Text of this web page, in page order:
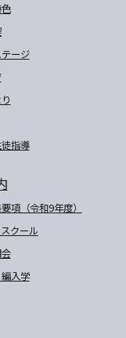
ージ
指導
項（令和9年度）
クール
入学